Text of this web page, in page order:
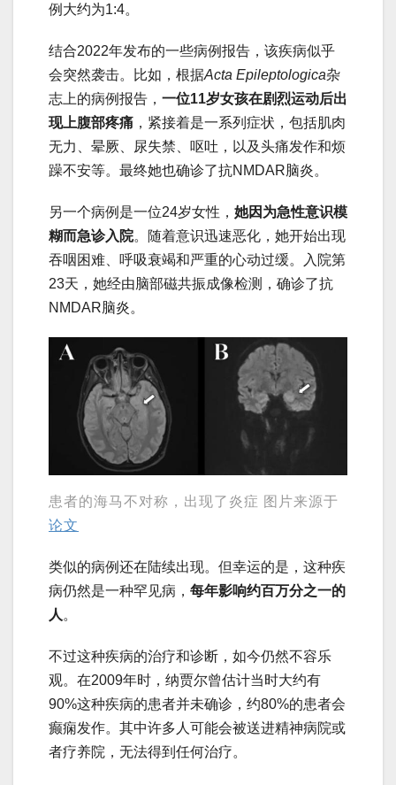
例大约为1:4。
结合2022年发布的一些病例报告，该疾病似乎
会突然袭击。比如，根据Acta Epileptologica杂
志上的病例报告， 一位11岁女孩在剧烈运动后出
现上腹部疼痛 ，紧接着是一系列症状，包括肌肉
无力、晕厥、尿失禁、呕吐，以及头痛发作和烦
躁不安等。最终她也确诊了抗NMDAR脑炎。
另一个病例是一位24岁女性， 她因为急性意识模
糊而急诊入院。随着意识迅速恶化，她开始出现
吞咽困难、呼吸衰竭和严重的心动过缓。入院第
23天，她经由脑部磁共振成像检测，确诊了抗
NMDAR脑炎。
患者的海马不对称，出现了炎症 图片来源于
论文
类似的病例还在陆续出现。但幸运的是，这种疾
病仍然是一种罕见病， 每年影响约百万分之一的
人 。
不过这种疾病的治疗和诊断，如今仍然不容乐
观。在2009年时，纳贾尔曾估计当时大约有
90%这种疾病的患者并未确诊，约80%的患者会
癫痫发作。其中许多人可能会被送进精神病院或
者疗养院，无法得到任何治疗。